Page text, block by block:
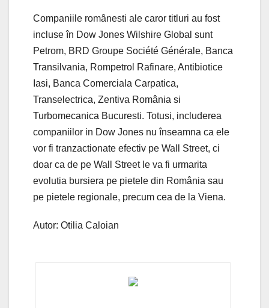
Companiile românesti ale caror titluri au fost
incluse în Dow Jones Wilshire Global sunt
Petrom, BRD Groupe Société Générale, Banca
Transilvania, Rompetrol Rafinare, Antibiotice
Iasi, Banca Comerciala Carpatica,
Transelectrica, Zentiva România si
Turbomecanica Bucuresti. Totusi, includerea
companiilor in Dow Jones nu înseamna ca ele
vor fi tranzactionate efectiv pe Wall Street, ci
doar ca de pe Wall Street le va fi urmarita
evolutia bursiera pe pietele din România sau
pe pietele regionale, precum cea de la Viena.
Autor: Otilia Caloian